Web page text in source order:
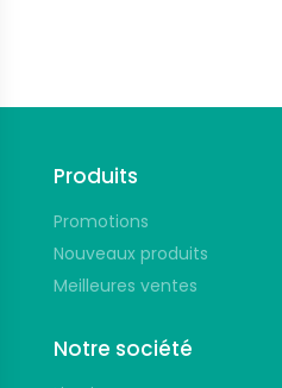
Produits
Promotions
Nouveaux produits
Meilleures ventes
Notre société